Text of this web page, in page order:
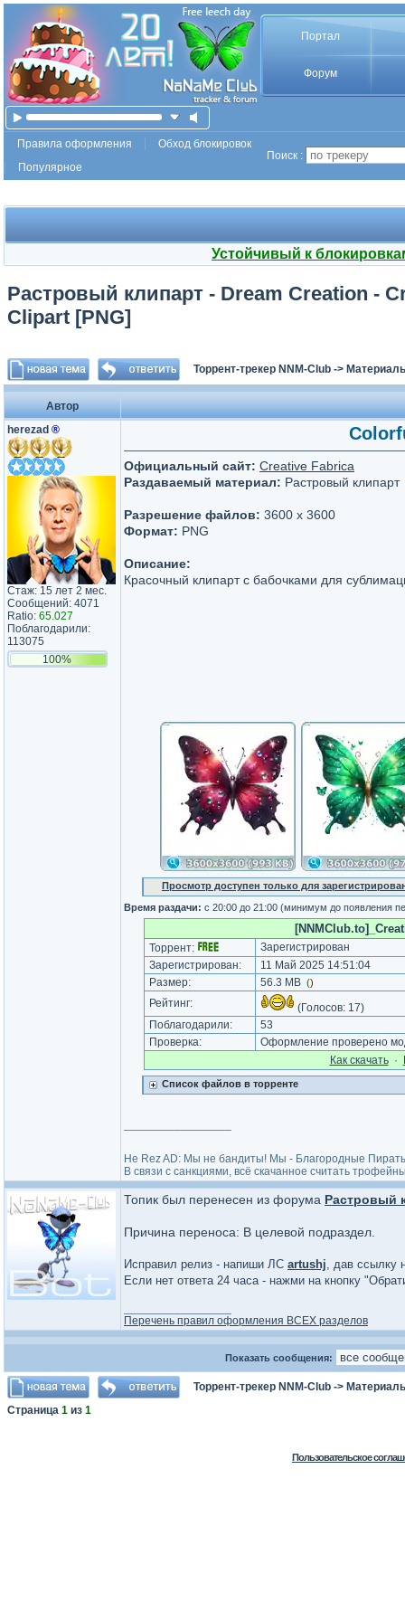
Портал
Форум
Правила оформления
Обход блокировок
Популярное
Поиск :
Устойчивый к
Растровый клипарт - Dream Creation -
Clipart [PNG]
Торрент-трекер NNM-Club ->
Автор
herezad ®
Стаж: 15 лет 2 мес.
Сообщений: 4071
Ratio: 65.027
Поблагодарили:
113075
100%
Официальный сайт: Creative Fabrica
Раздаваемый материал: Растровый клипарт
Разрешение файлов: 3600 x 3600
Формат: PNG
Описание:
Красочный клипарт с бабочками для
Просмотр доступен только для
Время раздачи: с 20:00 до 21:00 (минимум до появления
Торрент:
Зарегистрирован
Зарегистрирован:
11 Май 2025 14:51:04
Размер:
56.3 MB ()
Рейтинг: (Голосов: 17)
Поблагодарили:
53
Проверка:
Оформление проверено
Как cкачать·
Список файлов в торренте
He Rez AD: Мы не бандиты! Мы - Благородные
В связи с санкциями, всё скачанное считать
Топик был перенесен из форума Растровый
Причина переноса: В целевой подраздел.
Исправил релиз - напиши ЛС artushj, дав ссылку
Если нет ответа 24 часа - нажми на кнопку
Перечень правил оформления ВСЕХ разделов
Показать сообщения:
Торрент-трекер NNM-Club ->
Страница 1 из 1
Пользовательское